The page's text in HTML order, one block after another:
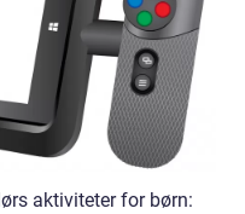
aktiviteter for børn: